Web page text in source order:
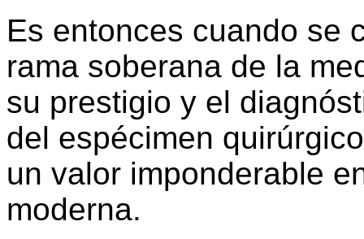
Es entonces cuando se
rama soberana de la
su prestigio y el
del espécimen
un valor imponderable
moderna.